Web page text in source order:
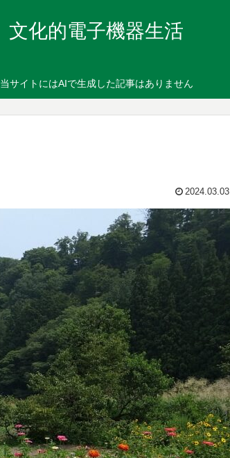
文化的電子機器生活
当サイトにはAIで生成した記事はありません
2024.03.03